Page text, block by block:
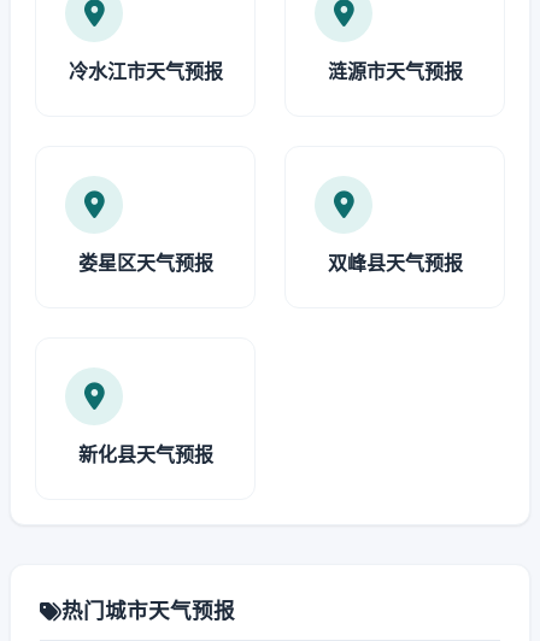
冷水江市天气预报 涟源市天气预报
娄星区天气预报 双峰县天气预报
新化县天气预报
热门城市天气预报